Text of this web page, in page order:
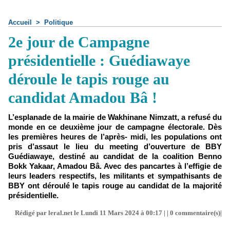
Accueil > Politique
2e jour de Campagne
présidentielle : Guédiawaye
déroule le tapis rouge au
candidat Amadou Bâ !
L’esplanade de la mairie de Wakhinane Nimzatt, a refusé du
monde en ce deuxième jour de campagne électorale. Dès
les premières heures de l’après- midi, les populations ont
pris d’assaut le lieu du meeting d’ouverture de BBY
Guédiawaye, destiné au candidat de la coalition Benno
Bokk Yakaar, Amadou Bâ. Avec des pancartes à l’effigie de
leurs leaders respectifs, les militants et sympathisants de
BBY ont déroulé le tapis rouge au candidat de la majorité
présidentielle.
Rédigé par leral.net le Lundi 11 Mars 2024 à 00:17 | | 0 commentaire(s)|